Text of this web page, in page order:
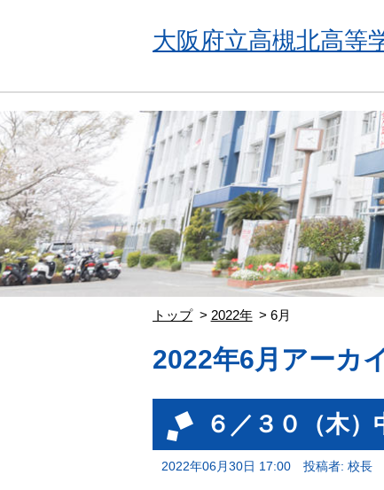
大阪府立高槻北高等
トップ 2022年 6月
2022年6月アーカ
６／３０（木
2022年06月30日 17:00 投稿者: 校長